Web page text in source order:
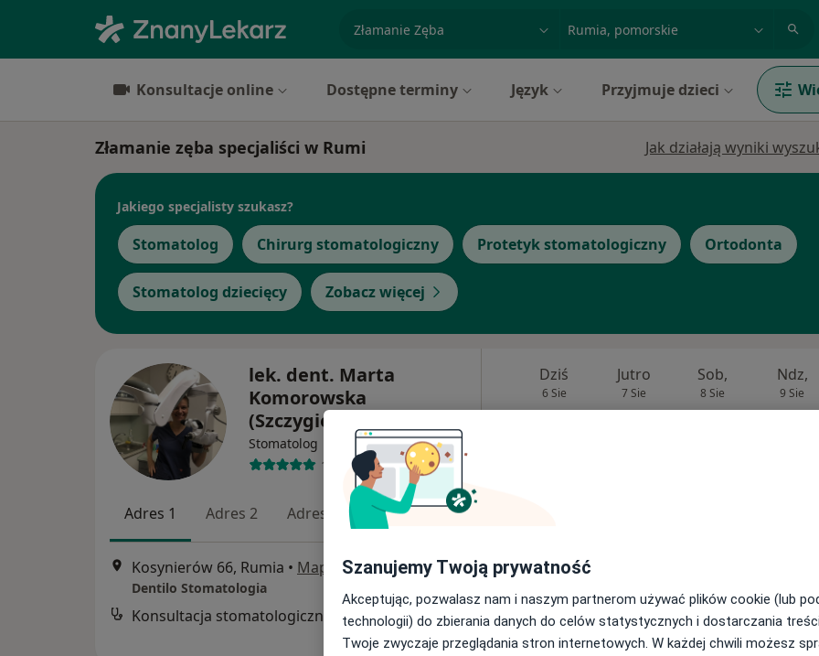
Konsultacje online Dostępne terminy Język Przyjmuje dzieci
Złamanie zęba specjaliści w Rumi Jak działają wyniki
Jakiego specjalisty szukasz?
Stomatolog Chirurg stomatologiczny Protetyk stomatologiczny Ortodonta
Stomatolog dziecięcy Zobacz więcej
lek. dent. Marta
Komorowska
(Szczygielska)
Stomatolog
107 opinii
Adres 1 Adres 2 Adres 3
Kosynierów 66, Rumia • Mapa
Dentilo Stomatologia
Konsultacja stomatologiczna od 200 zł
Dziś
6 Sie
Jutro
7 Sie
Sob,
8 Sie
Ndz,
9 Sie
Szanujemy Twoją prywatność
Akceptując, pozwalasz nam i naszym partnerom używać plików cookie (lub
technologii) do zbierania danych do celów statystycznych i dostarczania
Twoje zwyczaje przeglądania stron internetowych. W każdej chwili możesz